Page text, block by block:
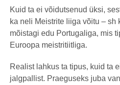
Kuid ta ei võidutsenud üksi,
ka neli Meistrite liiga võitu – sh
mõistagi edu Portugaliga, mis
Euroopa meistritiitliga.
Realist lahkus ta tipus, kuid ta
jalgpallist. Praeguseks juba